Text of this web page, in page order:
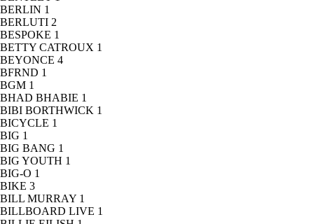
BERLIN 1
BERLUTI 2
BESPOKE 1
BETTY CATROUX 1
BEYONCE 4
BFRND 1
BGM 1
BHAD BHABIE 1
BIBI BORTHWICK 1
BICYCLE 1
BIG 1
BIG BANG 1
BIG YOUTH 1
BIG-O 1
BIKE 3
BILL MURRAY 1
BILLBOARD LIVE 1